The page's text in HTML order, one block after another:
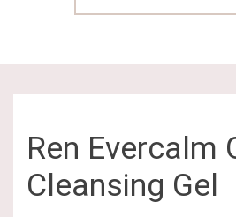
Ren Evercalm
Cleansing Gel